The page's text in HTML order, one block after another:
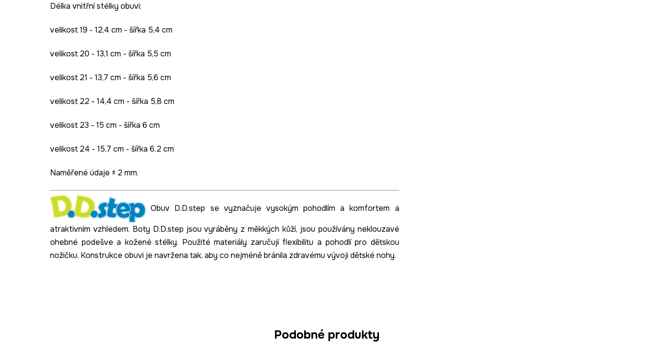
Délka vnitřní stélky obuvi:
velikost 19 - 12,4 cm - šířka 5,4 cm
velikost 20 - 13,1 cm - šířka 5,5 cm
velikost 21 - 13,7 cm - šířka 5,6 cm
velikost 22 - 14,4 cm - šířka 5,8 cm
velikost 23 - 15 cm - šířka 6 cm
velikost 24 - 15,7 cm - šířka 6,2 cm
Naměřené údaje ± 2 mm.
Obuv D.D.step se vyznačuje vysokým pohodlím a komfortem a
atraktivním vzhledem. Boty D.D.step jsou vyráběny z měkkých kůží, jsou používány neklouzavé
ohebné podešve a kožené stélky. Použité materiály zaručují flexibilitu a pohodlí pro dětskou
nožičku. Konstrukce obuvi je navržena tak, aby co nejméně bránila zdravému vývoji dětské nohy.
Podobné produkty